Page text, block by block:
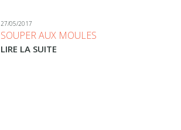
27/05/2017
SOUPER AUX MOULES
LIRE LA SUITE